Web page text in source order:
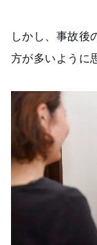
しかし、事故後
方が多いように